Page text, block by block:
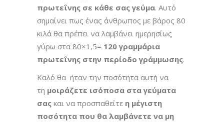
πρωτεΐνης σε κάθε σας γεύμα. Αυτό
σημαίνει πως ένας άνθρωπος με βάρος 80
κιλά θα πρέπει να λαμβάνει ημερησίως
γύρω στα 80×1,5= 120 γραμμάρια
πρωτεΐνης στην περίοδο γράμμωσης.
Καλό θα ήταν την ποσότητα αυτή να
τη μοιράζετε ισόποσα στα γεύματα
σας και να προσπαθείτε η μέγιστη
ποσότητα που θα λαμβάνετε να μη